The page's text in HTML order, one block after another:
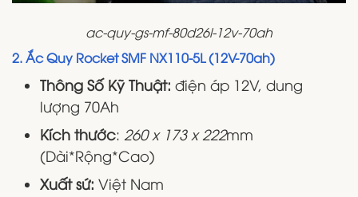
ac-quy-gs-mf-80d26l-12v-70ah
2. Ắc Quy Rocket SMF NX110-5L (12V-70ah)
Thông Số Kỹ Thuật: điện áp 12V, dung
lượng 70Ah
Kích thước: 260 x 173 x 222mm
(Dài*Rộng*Cao)
Xuất sứ: Việt Nam